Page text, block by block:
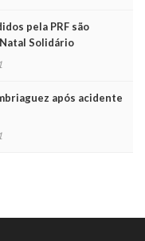
pela PRF são
Solidário
após acidente